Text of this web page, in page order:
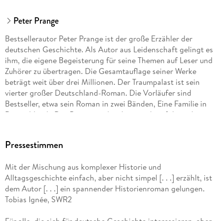
Peter Prange
Bestsellerautor Peter Prange ist der große Erzähler der
deutschen Geschichte. Als Autor aus Leidenschaft gelingt es
ihm, die eigene Begeisterung für seine Themen auf Leser und
Zuhörer zu übertragen. Die Gesamtauflage seiner Werke
beträgt weit über drei Millionen. Der Traumpalast ist sein
vierter großer Deutschland-Roman. Die Vorläufer sind
Bestseller, etwa sein Roman in zwei Bänden, Eine Familie in
Deutschland . Das Bernstein-Amulett wurde erfolgreich
lebt mit seiner Frau in Tübingen.
Pressestimmen
Mit der Mischung aus komplexer Historie und
Alltagsgeschichte einfach, aber nicht simpel [. . .] erzählt, ist
dem Autor [. . .] ein spannender Historienroman gelungen.
Tobias Ignée, SWR2